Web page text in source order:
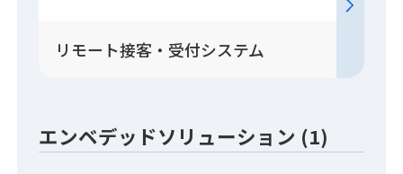
リモート接客・受付システム
エンベデッドソリューション (1)